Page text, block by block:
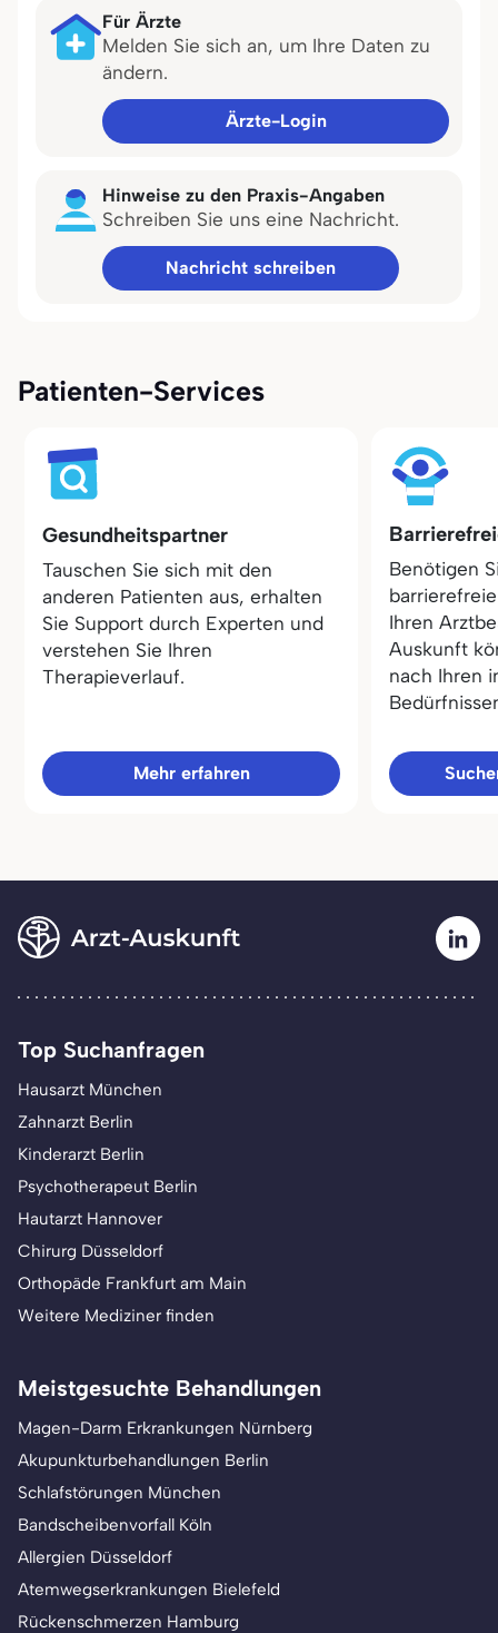
Für Ärzte
Melden Sie sich an, um Ihre Daten zu
ändern.
Ärzte-Login
Hinweise zu den Praxis-Angaben
Schreiben Sie uns eine Nachricht.
Nachricht schreiben
Patienten-Services
Gesundheitspartner
Tauschen Sie sich mit den
anderen Patienten aus, erhalten
Sie Support durch Experten und
verstehen Sie Ihren
Therapieverlauf.
Mehr erfahren
Benötigen
Ihren
Auskunft
nach Ihren
Top Suchanfragen
Hausarzt München
Zahnarzt Berlin
Kinderarzt Berlin
Psychotherapeut Berlin
Hautarzt Hannover
Chirurg Düsseldorf
Orthopäde Frankfurt am Main
Weitere Mediziner finden
Meistgesuchte Behandlungen
Magen-Darm Erkrankungen Nürnberg
Akupunkturbehandlungen Berlin
Schlafstörungen München
Bandscheibenvorfall Köln
Allergien Düsseldorf
Atemwegserkrankungen Bielefeld
Rückenschmerzen Hamburg